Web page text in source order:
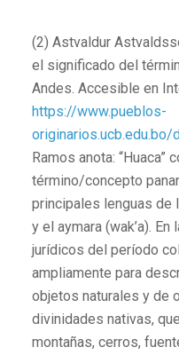
(2) Astvaldur
el significado del
Andes. Accesible en
https://www.pueblos-
Ramos anota: “Huaca”
término/concepto
principales lenguas de
y el aymara (wak’a).
jurídicos del período
ampliamente para
objetos naturales y de
divinidades nativas,
montañas, cerros,